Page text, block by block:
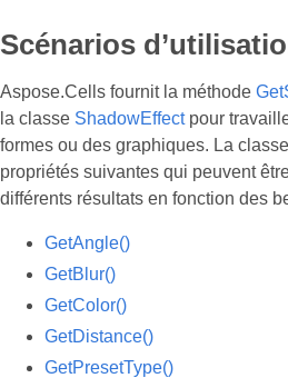
Scénarios
Aspose.Cells fournit la méthode
la classe ShadowEffectpour
formes ou des graphiques. La classe
propriétés suivantes qui peuvent
différents résultats en fonction des
GetAngle()
GetBlur()
GetColor()
GetDistance()
GetPresetType()